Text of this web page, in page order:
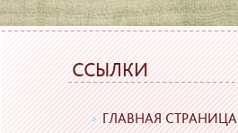
ССЫЛКИ
ГЛАВНАЯ СТРАНИЦА